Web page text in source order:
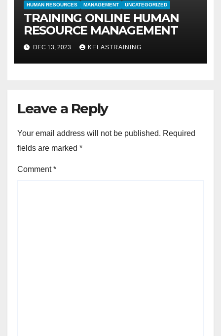
HUMAN RESOURCES MANAGEMENT UNCATEGORIZED
TRAINING ONLINE HUMAN
RESOURCE MANAGEMENT
DEC 13, 2023 KELASTRAINING
Leave a Reply
Your email address will not be published. Required
fields are marked *
Comment*